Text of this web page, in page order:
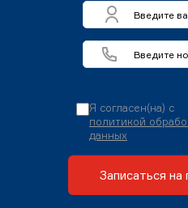
Я согласен(на) с
политикой
данных
Записаться на